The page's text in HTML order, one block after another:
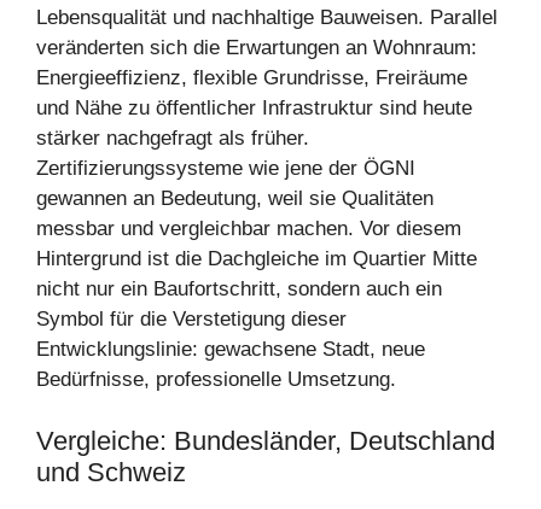
Lebensqualität und nachhaltige Bauweisen. Parallel
veränderten sich die Erwartungen an Wohnraum:
Energieeffizienz, flexible Grundrisse, Freiräume
und Nähe zu öffentlicher Infrastruktur sind heute
stärker nachgefragt als früher.
Zertifizierungssysteme wie jene der ÖGNI
gewannen an Bedeutung, weil sie Qualitäten
messbar und vergleichbar machen. Vor diesem
Hintergrund ist die Dachgleiche im Quartier Mitte
nicht nur ein Baufortschritt, sondern auch ein
Symbol für die Verstetigung dieser
Entwicklungslinie: gewachsene Stadt, neue
Bedürfnisse, professionelle Umsetzung.
Vergleiche: Bundesländer, Deutschland
und Schweiz